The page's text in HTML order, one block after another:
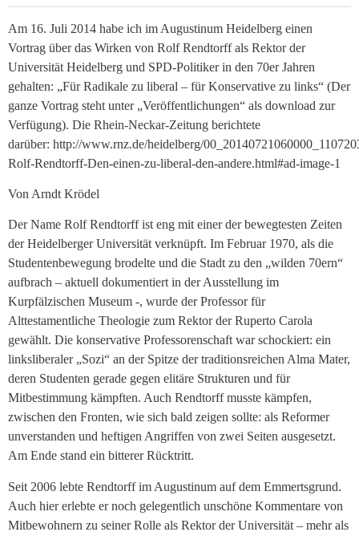
Am 16. Juli 2014 habe ich im Augustinum Heidelberg einen
Vortrag über das Wirken von Rolf Rendtorff als Rektor der
Universität Heidelberg und SPD-Politiker in den 70er Jahren
gehalten: „Für Radikale zu liberal – für Konservative zu links“ (Der
ganze Vortrag steht unter „Veröffentlichungen“ als download zur
Verfügung). Die Rhein-Neckar-Zeitung berichtete
darüber: http://www.rnz.de/heidelberg/
Rolf-Rendtorff-Den-einen-zu-liberal-den-andere.html#ad-image-1
Von Arndt Krödel
Der Name Rolf Rendtorff ist eng mit einer der bewegtesten Zeiten
der Heidelberger Universität verknüpft. Im Februar 1970, als die
Studentenbewegung brodelte und die Stadt zu den „wilden 70ern“
aufbrach – aktuell dokumentiert in der Ausstellung im
Kurpfälzischen Museum -, wurde der Professor für
Alttestamentliche Theologie zum Rektor der Ruperto Carola
gewählt. Die konservative Professorenschaft war schockiert: ein
linksliberaler „Sozi“ an der Spitze der traditionsreichen Alma Mater,
deren Studenten gerade gegen elitäre Strukturen und für
Mitbestimmung kämpften. Auch Rendtorff musste kämpfen,
zwischen den Fronten, wie sich bald zeigen sollte: als Reformer
unverstanden und heftigen Angriffen von zwei Seiten ausgesetzt.
Am Ende stand ein bitterer Rücktritt.
Seit 2006 lebte Rendtorff im Augustinum auf dem Emmertsgrund.
Auch hier erlebte er noch gelegentlich unschöne Kommentare von
Mitbewohnern zu seiner Rolle als Rektor der Universität – mehr als